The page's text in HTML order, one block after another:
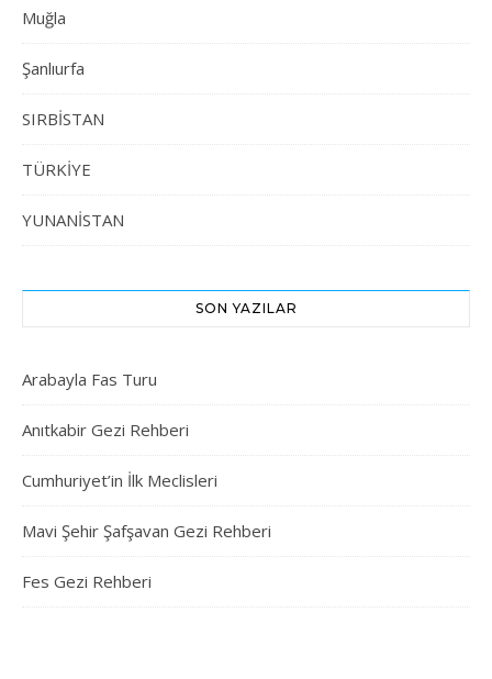
Muğla
Şanlıurfa
SIRBİSTAN
TÜRKİYE
YUNANİSTAN
SON YAZILAR
Arabayla Fas Turu
Anıtkabir Gezi Rehberi
Cumhuriyet’in İlk Meclisleri
Mavi Şehir Şafşavan Gezi Rehberi
Fes Gezi Rehberi